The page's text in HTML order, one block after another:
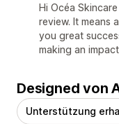
Hi Océa
review. It means
you great
making an
Designed von
Unterstützung